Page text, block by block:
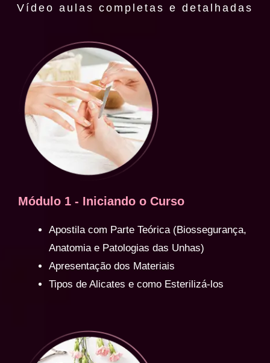
Vídeo aulas completas e detalhadas
Módulo 1 - Iniciando o Curso
Apostila com Parte Teórica (Biossegurança,
Anatomia e Patologias das Unhas)
Apresentação dos Materiais
Tipos de Alicates e como Esterilizá-los